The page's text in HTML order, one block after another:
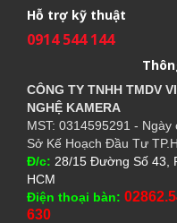
Hỗ trợ kỹ thuật
0914 544 144
CÔNG TY TNHH TMDV
NGHỆ KAMERA
MST: 0314595291 -
Sở Kế Hoạch Đầu Tư
Đ/c: 28/15 Đường Số 43,
HCM
Điện thoại bàn:
630